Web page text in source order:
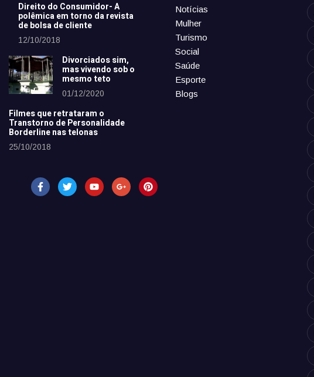
Direito do Consumidor- A
polêmica em torno da revista
de bolsa de cliente
12/10/2018
Divorciados sim,
mas vivendo sob o
mesmo teto
01/12/2020
Filmes que retrataram o
Transtorno de Personalidade
Borderline nas telonas
25/10/2018
Notícias
Mulher
Turismo
Social
Saúde
Esporte
Blogs